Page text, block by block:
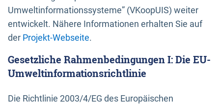
Umweltinformationssysteme” (VKoopUIS) weiter
entwickelt. Nähere Informationen erhalten Sie auf
der Projekt-Webseite.
Gesetzliche Rahmenbedingungen I: Die EU-
Umweltinformationsrichtlinie
Die Richtlinie 2003/4/EG des Europäischen